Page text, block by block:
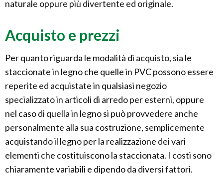
naturale oppure più divertente ed originale.
Acquisto e prezzi
Per quanto riguarda le modalità di acquisto, sia le
staccionate in legno che quelle in PVC possono essere
reperite ed acquistate in qualsiasi negozio
specializzato in articoli di arredo per esterni, oppure
nel caso di quella in legno si può provvedere anche
personalmente alla sua costruzione, semplicemente
acquistando il legno per la realizzazione dei vari
elementi che costituiscono la staccionata. I costi sono
chiaramente variabili e dipendo da diversi fattori.